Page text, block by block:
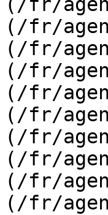
(/fr/
(/fr/
(/fr/
(/fr/
(/fr/
(/fr/
(/fr/
(/fr/
(/fr/